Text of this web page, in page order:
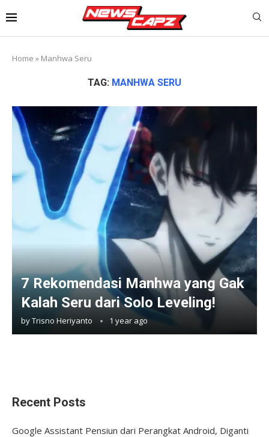
Home » Manhwa Seru
TAG: MANHWA SERU
7 Rekomendasi Manhwa yang Gak
Kalah Seru dari Solo Leveling!
byTrisno Heriyanto 1 year ago
Recent Posts
Google Assistant Pensiun dari Perangkat Android, Diganti